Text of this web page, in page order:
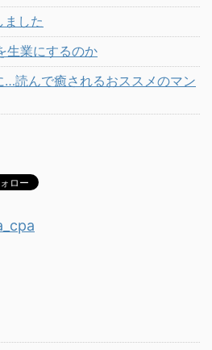
ました
生業にするのか
読んで癒されるおススメのマン